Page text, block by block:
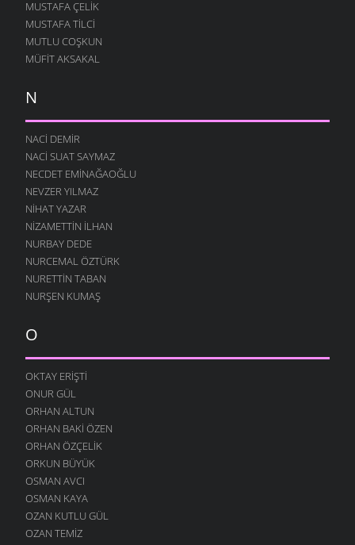
MUSTAFA ÇELIK
MUSTAFA TILCI
MUTLU COŞKUN
MÜFIT AKSAKAL
N
NACI DEMIR
NACI SUAT SAYMAZ
NECDET EMINAĞAOĞLU
NEVZER YILMAZ
NIHAT YAZAR
NIZAMETTIN İLHAN
NURBAY DEDE
NURCEMAL ÖZTÜRK
NURETTIN TABAN
NURŞEN KUMAŞ
O
OKTAY ERIŞTI
ONUR GÜL
ORHAN ALTUN
ORHAN BAKI ÖZEN
ORHAN ÖZÇELIK
ORKUN BÜYÜK
OSMAN AVCI
OSMAN KAYA
OZAN KUTLU GÜL
OZAN TEMIZ